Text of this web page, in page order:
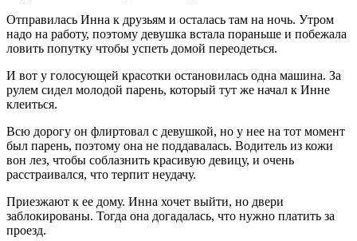
Отправилась Инна к друзьям и осталась там на ночь. Утром
надо на работу, поэтому девушка встала пораньше и побежала
ловить попутку чтобы успеть домой переодеться.
И вот у голосующей красотки остановилась одна машина. За
рулем сидел молодой парень, который тут же начал к Инне
клеиться.
Всю дорогу он флиртовал с девушкой, но у нее на тот момент
был парень, поэтому она не поддавалась. Водитель из кожи
вон лез, чтобы соблазнить красивую девицу, и очень
расстраивался, что терпит неудачу.
Приезжают к ее дому. Инна хочет выйти, но двери
заблокированы. Тогда она догадалась, что нужно платить за
проезд.